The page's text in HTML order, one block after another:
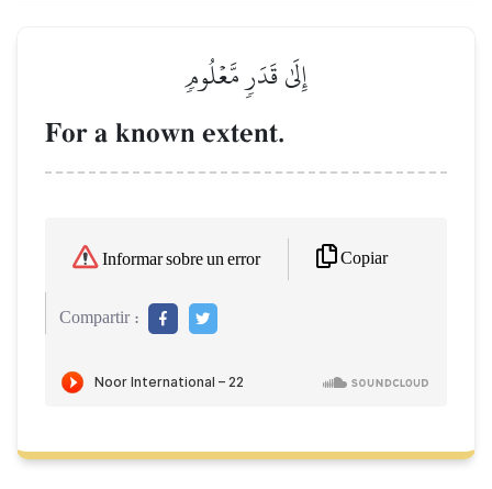
إِلَىٰ قَدَرٖ مَّعۡلُومٖ
For a known extent.
Informar sobre un error Copiar
Compartir :